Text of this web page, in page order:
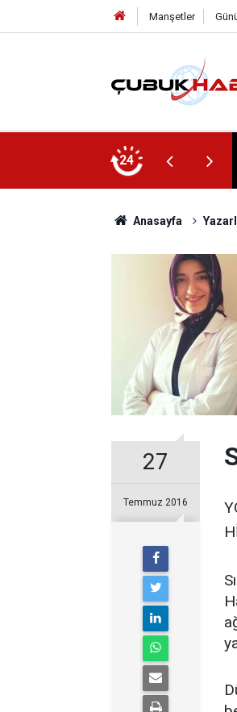
Manşetler
24
Anasayfa
27
Temmuz 2016